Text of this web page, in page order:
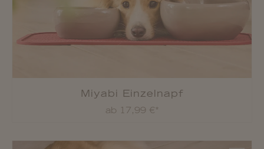
Miyabi Einzelnapf
ab 17,99 €*